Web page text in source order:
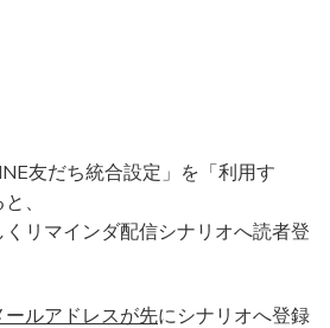
友だち統合設定」を「利用す
、
リマインダ配信シナリオへ読者登
ールアドレスが先にシナリオへ登録